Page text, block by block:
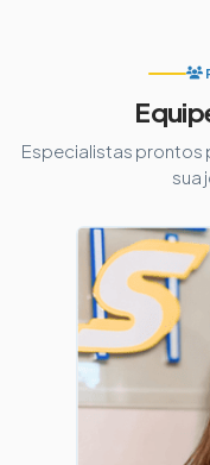
Especialistas prontos
sua